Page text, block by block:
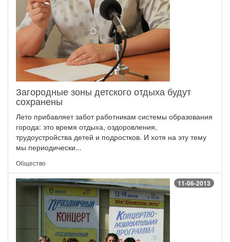
Загородные зоны детского отдыха будут
сохранены
Лето прибавляет забот работникам системы образования
города: это время отдыха, оздоровления,
трудоустройства детей и подростков. И хотя на эту тему
мы периодически...
Общество
11-06-2013